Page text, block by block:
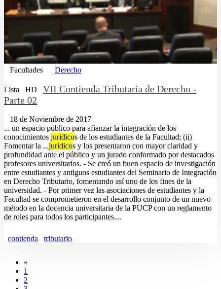
Facultades Derecho
Lista HD
VII Contienda Tributaria de Derecho -
Parte 02
18 de Noviembre de 2017
... un espacio público para afianzar la integración de los
conocimientos jurídicos de los estudiantes de la Facultad; (ii)
Fomentar la ...jurídicos y los presentaron con mayor claridad y
profundidad ante el público y un jurado conformado por destacados
profesores universitarios. - Se creó un buen espacio de investigación
entre estudiantes y antiguos estudiantes del Seminario de Integración
en Derecho Tributario, fomentando así uno de los fines de la
universidad. - Por primer vez las asociaciones de estudiantes y la
Facultad se comprometieron en el desarrollo conjunto de un nuevo
método en la docencia universitaria de la PUCP con un reglamento
de roles para todos los participantes....
contienda tributario
«
1
2